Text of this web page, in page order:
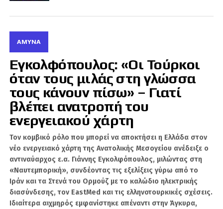
επιχειρησιακό ενδιαφέρον, καθώς πρόκειται
για άρματα μάχης με ισχυρή θωράκιση,
δοκιμασμένα σε πραγματικές επιχειρήσεις και
σχεδιασμένα για περιβάλλοντα υψηλής
απειλής. Για την Κύπρο, ένα τέτοιο σύστημα θα
μπορούσε να αναβαθμίσει ουσιαστικά την
αποτρεπτική ικανότητα της Εθνικής Φρουράς,
ειδικά απέναντι στην τουρκική στρατιωτική
παρουσία στα κατεχόμενα.
Παρόλα αυτά, οι εξελίξεις δεν είναι απλές. Οι
ισραηλινές επιχειρήσεις στον νότιο Λίβανο και
η αυξημένη χρήση αρμάτων μάχης από τον
ισραηλινό στρατό έχουν παγώσει, προς το
παρόν, τις όποιες αποφάσεις για πιθανή
παραχώρηση ή διάθεση Merkava σε τρίτες
χώρες.
ΆΜΥΝΑ
Εγκολφόπουλος: «Οι Τούρκοι
όταν τους μιλάς στη γλώσσα
τους κάνουν πίσω» – Γιατί
βλέπει ανατροπή του
ενεργειακού χάρτη
Τον κομβικό ρόλο που μπορεί να αποκτήσει η Ελλάδα στον
νέο ενεργειακό χάρτη της Ανατολικής Μεσογείου ανέδειξε ο
αντιναύαρχος ε.α. Γιάννης Εγκολφόπουλος, μιλώντας στη
«Ναυτεμπορική», συνδέοντας τις εξελίξεις γύρω από το
Ιράν και τα Στενά του Ορμούζ με το καλώδιο ηλεκτρικής
διασύνδεσης, τον EastMed και τις ελληνοτουρκικές σχέσεις.
Ιδιαίτερα αιχμηρός εμφανίστηκε απέναντι στην Άγκυρα,